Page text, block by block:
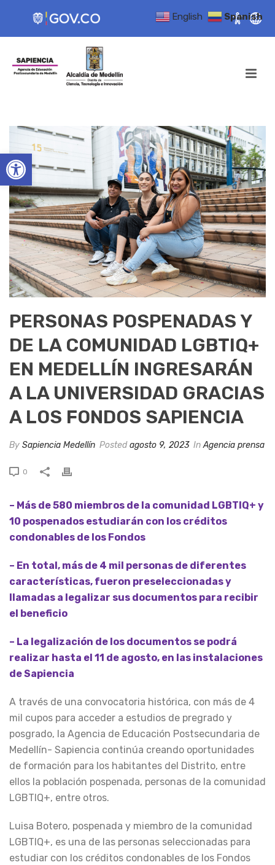
Open toolbar
PERSONAS POSPENADAS Y
DE LA COMUNIDAD LGBTIQ+
EN MEDELLÍN INGRESARÁN
A LA UNIVERSIDAD GRACIAS
A LOS FONDOS SAPIENCIA
By Sapiencia Medellín Postedagosto 9, 2023 InAgencia prensa
0
– Más de 580 miembros de la comunidad LGBTIQ+ y
10 pospenados estudiarán con los créditos
condonables de los Fondos
– En total, más de 4 mil personas de diferentes
características, fueron preseleccionadas y
llamadas a legalizar sus documentos para recibir
el beneficio
– La legalización de los documentos se podrá
realizar hasta el 11 de agosto, en las instalaciones
de Sapiencia
A través de una convocatoria histórica, con más de 4
mil cupos para acceder a estudios de pregrado y
posgrado, la Agencia de Educación Postsecundaria de
Medellín- Sapiencia continúa creando oportunidades
de formación para los habitantes del Distrito, entre
ellos la población pospenada, personas de la comunidad
LGBTIQ+, entre otros.
Luisa Botero, pospenada y miembro de la comunidad
LGBTIQ+, es una de las personas seleccionadas para
estudiar con los créditos condonables de los Fondos
English Spanish